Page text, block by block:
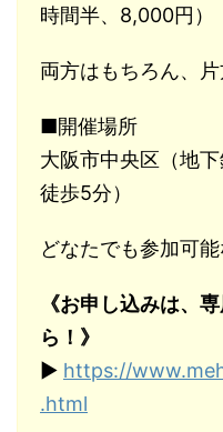
時間半、8,000円）
両方はもちろん、
■開催場所
大阪市中央区（地
徒歩5分）
どなたでも参加可
《お申し込みは、
ら！》
▶︎ https://
.html